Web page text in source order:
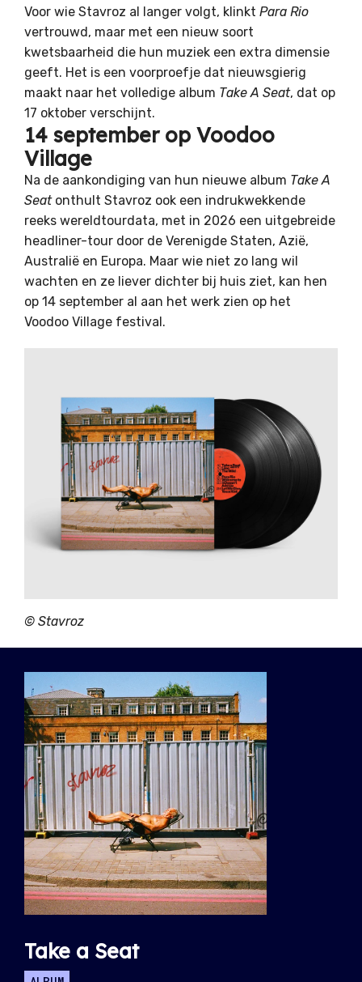
Voor wie Stavroz al langer volgt, klinkt Para Rio
vertrouwd, maar met een nieuw soort
kwetsbaarheid die hun muziek een extra dimensie
geeft. Het is een voorproefje dat nieuwsgierig
maakt naar het volledige album Take A Seat, dat op
17 oktober verschijnt.
14 september op Voodoo
Village
Na de aankondiging van hun nieuwe album Take A
Seatonthult Stavroz ook een indrukwekkende
reeks wereldtourdata, met in 2026 een uitgebreide
headliner-tour door de Verenigde Staten, Azië,
Australië en Europa. Maar wie niet zo lang wil
wachten en ze liever dichter bij huis ziet, kan hen
op 14 september al aan het werk zien op het
Voodoo Village festival.
© Stavroz
Take a Seat